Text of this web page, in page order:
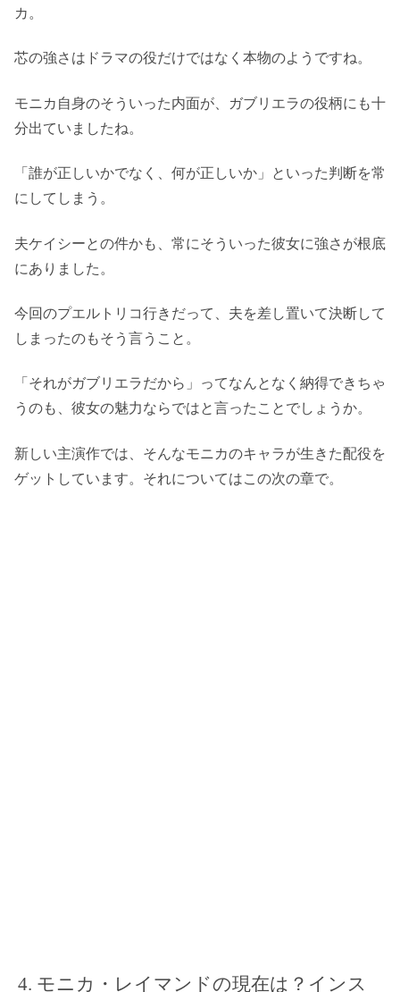
カ。
芯の強さはドラマの役だけではなく本物のようですね。
モニカ自身のそういった内面が、ガブリエラの役柄にも十
分出ていましたね。
「誰が正しいかでなく、何が正しいか」といった判断を常
にしてしまう。
夫ケイシーとの件かも、常にそういった彼女に強さが根底
にありました。
今回のプエルトリコ行きだって、夫を差し置いて決断して
しまったのもそう言うこと。
「それがガブリエラだから」ってなんとなく納得できちゃ
うのも、彼女の魅力ならではと言ったことでしょうか。
新しい主演作では、そんなモニカのキャラが生きた配役を
ゲットしています。それについてはこの次の章で。
モニカ・レイマンドの現在は？インス